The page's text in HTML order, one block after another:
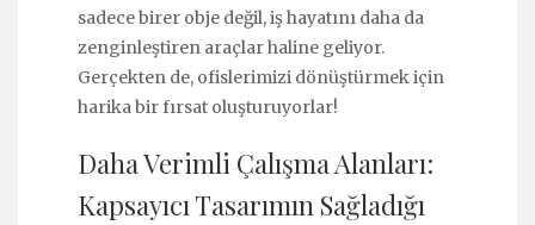
sadece birer obje değil, iş hayatını daha da
zenginleştiren araçlar haline geliyor.
Gerçekten de, ofislerimizi dönüştürmek için
harika bir fırsat oluşturuyorlar!
Daha Verimli Çalışma Alanları:
Kapsayıcı Tasarımın Sağladığı